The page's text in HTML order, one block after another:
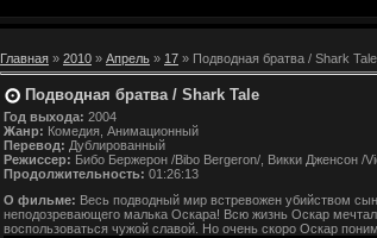
Главная » 2010 » Апрель » 17 » Подводная братва / Shark Tale
Подводная братва / Shark Tale
Год выхода: 2004
Жанр: Комедия, Анимационный
Перевод: Дублированный
Режиссер: Бибо Бержерон /Bibo Bergeron/, Викки Дженсон /
Продолжительность: 01:26:13
О фильме: Весь подводный мир встревожен убийством
неподозревающего малька Оскара! Всю жизнь Оскар
воспользоваться чужой славой. Но очень скоро Оскар